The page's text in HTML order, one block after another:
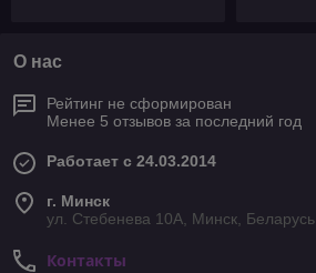
О нас
Рейтинг не сформирован
Менее 5 отзывов за последний год
Работает с 24.03.2014
г. Минск
ул. Стебенева 10А, Минск, Беларусь
Контакты